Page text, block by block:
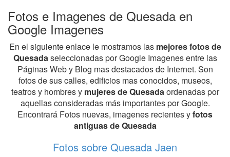
Fotos e Imagenes de Quesada en
Google Imagenes
En el siguiente enlace le mostramos las mejores fotos de
Quesadaseleccionadas por Google Imagenes entre las
Páginas Web y Blog mas destacados de Internet. Son
fotos de sus calles, edificios mas conocidos, museos,
teatros y hombres y mujeres de Quesadaordenadas por
aquellas consideradas más importantes por Google.
Encontrará Fotos nuevas, imagenes recientes yfotos
antiguas de Quesada
Fotos sobre Quesada Jaen